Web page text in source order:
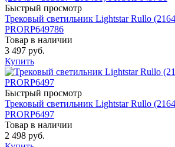
Быстрый просмотр
Трековый светильник Lightstar Rullo
PRORP649786
Товар в наличии
3 497 руб.
Купить
Быстрый просмотр
Трековый светильник Lightstar Rullo
PRORP6497
Товар в наличии
2 498 руб.